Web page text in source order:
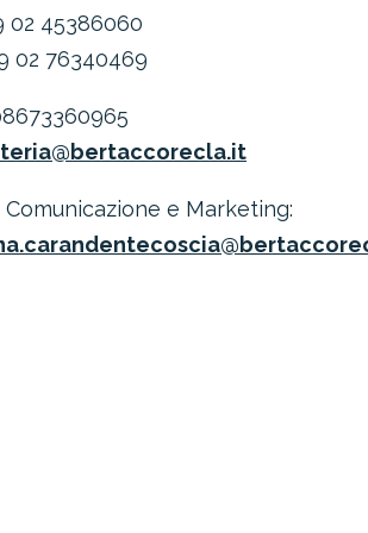
02 45386060
02 76340469
Comunicazione e Marketing: